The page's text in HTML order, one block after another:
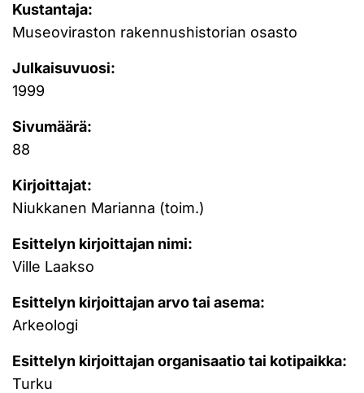
Kustantaja:
Museoviraston rakennushistorian osasto
Julkaisuvuosi:
1999
Sivumäärä:
88
Kirjoittajat:
Niukkanen Marianna (toim.)
Esittelyn kirjoittajan nimi:
Ville Laakso
Esittelyn kirjoittajan arvo tai asema:
Arkeologi
Esittelyn kirjoittajan organisaatio tai kotipaikka:
Turku